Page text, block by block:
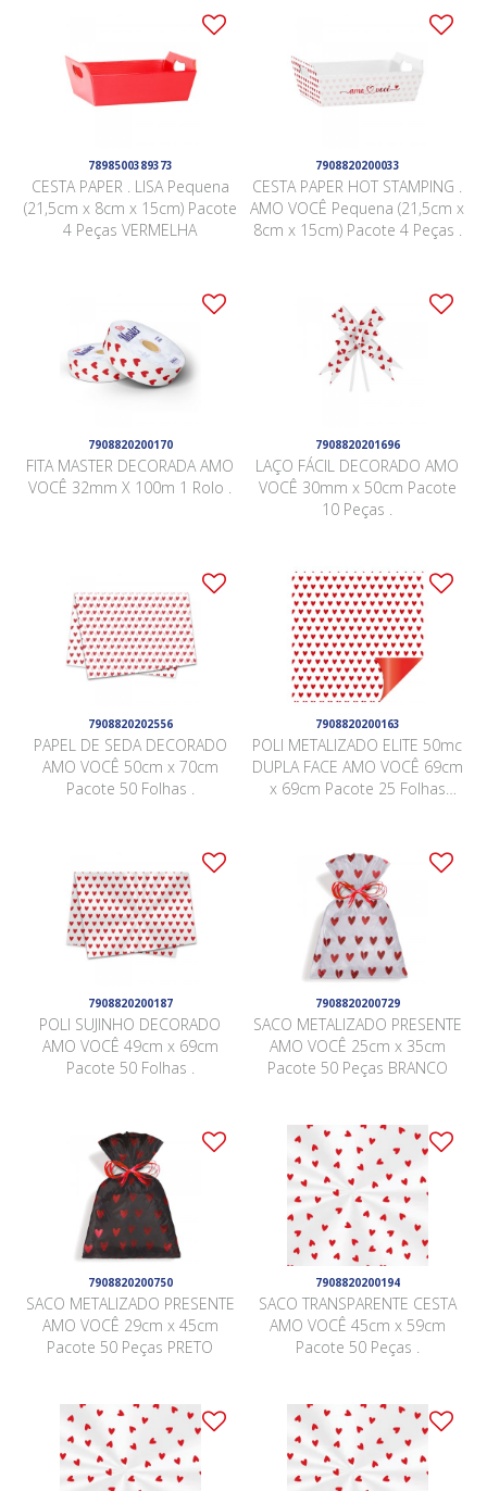
7898500389373
CESTA PAPER . LISA Pequena
(21,5cm x 8cm x 15cm) Pacote
4 Peças VERMELHA
7908820200033
CESTA PAPER HOT STAMPING .
AMO VOCÊ Pequena (21,5cm x
8cm x 15cm) Pacote 4 Peças .
7908820200170
FITA MASTER DECORADA AMO
VOCÊ 32mm X 100m 1 Rolo .
7908820201696
LAÇO FÁCIL DECORADO AMO
VOCÊ 30mm x 50cm Pacote
10 Peças .
7908820202556
PAPEL DE SEDA DECORADO
AMO VOCÊ 50cm x 70cm
Pacote 50 Folhas .
7908820200163
POLI METALIZADO ELITE 50mc
DUPLA FACE AMO VOCÊ 69cm
x 69cm Pacote 25 Folhas
7908820200187
POLI SUJINHO DECORADO
AMO VOCÊ 49cm x 69cm
Pacote 50 Folhas .
7908820200729
SACO METALIZADO PRESENTE
AMO VOCÊ 25cm x 35cm
Pacote 50 Peças BRANCO
7908820200750
SACO METALIZADO PRESENTE
AMO VOCÊ 29cm x 45cm
Pacote 50 Peças PRETO
7908820200194
SACO TRANSPARENTE CESTA
AMO VOCÊ 45cm x 59cm
Pacote 50 Peças .